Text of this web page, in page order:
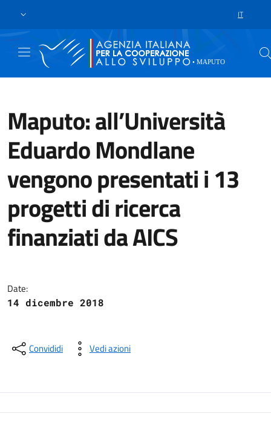
IT
Maputo: all’Università
Eduardo Mondlane
vengono presentati i 13
progetti di ricerca
finanziati da AICS
Date:
14 dicembre 2018
Convididi Vedi azioni